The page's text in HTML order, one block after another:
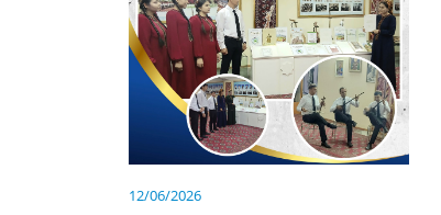
12/06/2026